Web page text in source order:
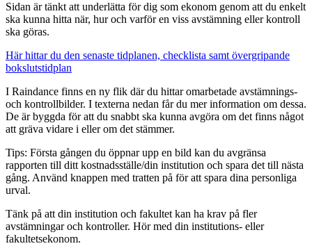
Sidan är tänkt att underlätta för dig som ekonom genom att du enkelt
ska kunna hitta när, hur och varför en viss avstämning eller kontroll
ska göras.
Här hittar du den senaste tidplanen, checklista samt övergripande
bokslutstidplan
I Raindance finns en ny flik där du hittar omarbetade avstämnings-
och kontrollbilder. I texterna nedan får du mer information om dessa.
De är byggda för att du snabbt ska kunna avgöra om det finns något
att gräva vidare i eller om det stämmer.
Tips: Första gången du öppnar upp en bild kan du avgränsa
rapporten till ditt kostnadsställe/din institution och spara det till nästa
gång. Använd knappen med tratten på för att spara dina personliga
urval.
Tänk på att din institution och fakultet kan ha krav på fler
avstämningar och kontroller. Hör med din institutions- eller
fakultetsekonom.